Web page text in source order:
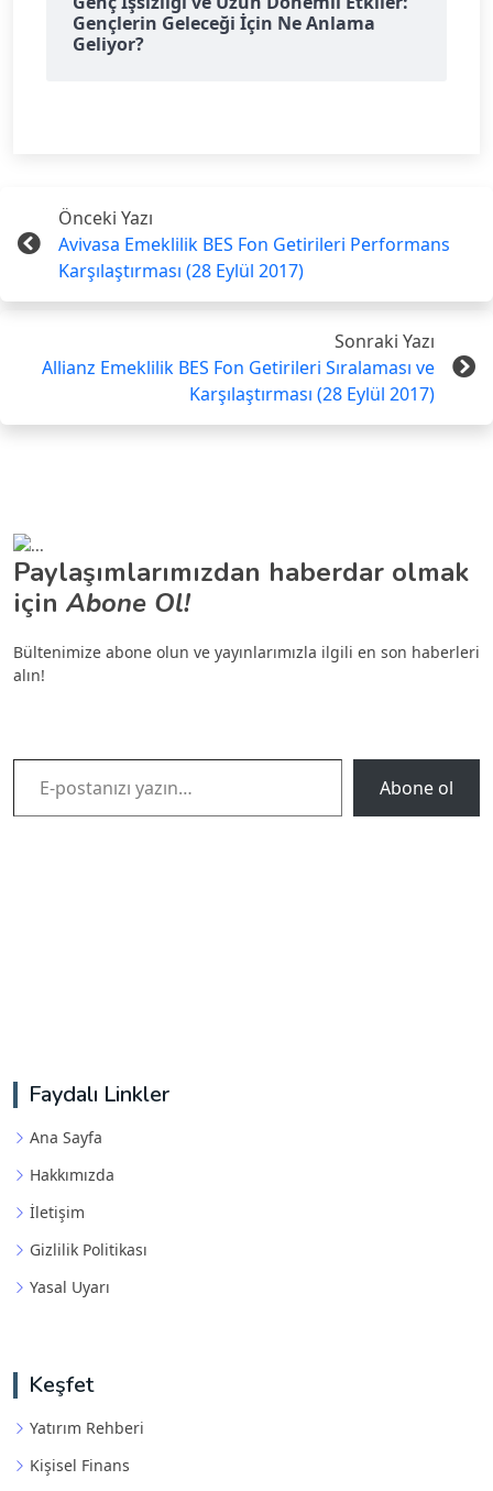
Gençlerin Geleceği İçin Ne Anlama
Geliyor?
Önceki Yazı
Avivasa Emeklilik BES Fon Getirileri Performans
Karşılaştırması (28 Eylül 2017)
Sonraki Yazı
Allianz Emeklilik BES Fon Getirileri Sıralaması ve
Karşılaştırması (28 Eylül 2017)
Paylaşımlarımızdan haberdar olmak
için Abone Ol!
Bültenimize abone olun ve yayınlarımızla ilgili en son haberleri
alın!
E-postanızı yazın…
Abone ol
Faydalı Linkler
Ana Sayfa
Hakkımızda
İletişim
Gizlilik Politikası
Yasal Uyarı
Keşfet
Yatırım Rehberi
Kişisel Finans